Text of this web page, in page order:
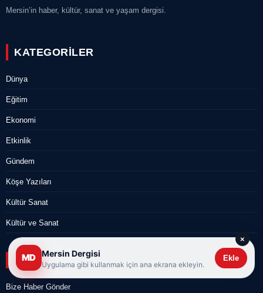
Mersin’in haber, kültür, sanat ve yaşam dergisi.
KATEGORILER
Dünya
Eğitim
Ekonomi
Etkinlik
Gündem
Köşe Yazıları
Kültür Sanat
Kültür ve Sanat
KURUMSAL
Bize Haber Gönder
×
MD Mersin Dergisi
Uygulama gibi kullanmak için ana ekrana ekleyin.
Ekle